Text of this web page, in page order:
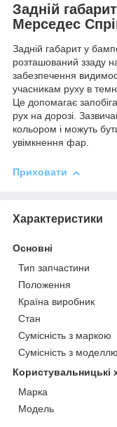
Задній
Мерседес
Задній габарит у
розташований ззаду
забезпечення
учасникам руху в
Це допомагає
рух на дорозі.
кольором і можуть
увімкнення фар.
Приховати
Характеристики
Основні
Тип запчастини
Положення
Країна виробник
Стан
Сумісність з маркою
Сумісність з моделлю
Користувальницькі
Марка
Модель